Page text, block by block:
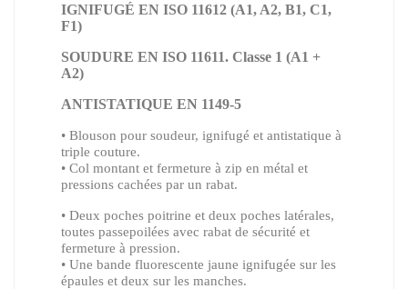
IGNIFUGÉ EN ISO 11612 (A1, A2, B1, C1,
F1)
SOUDURE EN ISO 11611. Classe 1 (A1 +
A2)
ANTISTATIQUE EN 1149-5
• Blouson pour soudeur, ignifugé et antistatique à
triple couture.
• Col montant et fermeture à zip en métal et
pressions cachées par un rabat.
• Deux poches poitrine et deux poches latérales,
toutes passepoilées avec rabat de sécurité et
fermeture à pression.
• Une bande fluorescente jaune ignifugée sur les
épaules et deux sur les manches.